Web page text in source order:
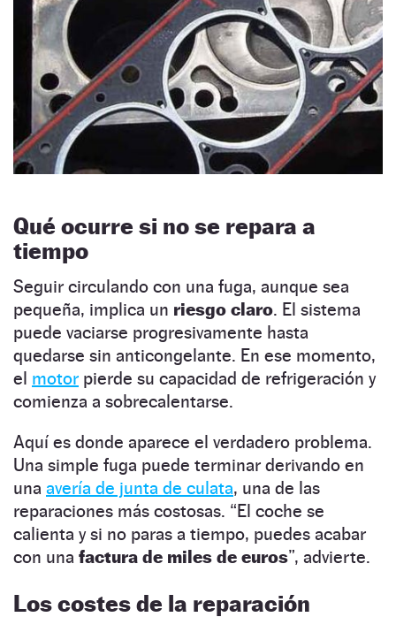
Qué ocurre si no se repara a
tiempo
Seguir circulando con una fuga, aunque sea
pequeña, implica un riesgo claro. El sistema
puede vaciarse progresivamente hasta
quedarse sin anticongelante. En ese momento,
el motor pierde su capacidad de refrigeración y
comienza a sobrecalentarse.
Aquí es donde aparece el verdadero problema.
Una simple fuga puede terminar derivando en
una avería de junta de culata, una de las
reparaciones más costosas. “El coche se
calienta y si no paras a tiempo, puedes acabar
con una factura de miles de euros”, advierte.
Los costes de la reparación